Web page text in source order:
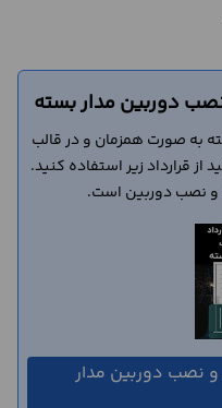
نصب دوربین مدار بسته
به صورت همزمان و در قالب
قرارداد زیر استفاده کنید.
و نصب دوربین است.
و نصب دوربین مدار